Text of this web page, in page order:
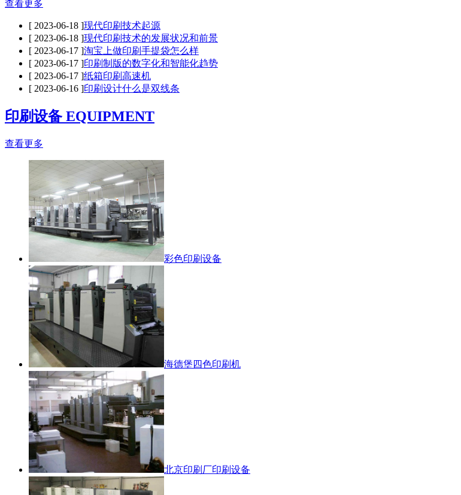
查看更多
[ 2023-06-18 ]现代印刷技术起源
[ 2023-06-18 ]现代印刷技术的发展状况和前景
[ 2023-06-17 ]淘宝上做印刷手提袋怎么样
[ 2023-06-17 ]印刷制版的数字化和智能化趋势
[ 2023-06-17 ]纸箱印刷高速机
[ 2023-06-16 ]印刷设计什么是双线条
印刷设备 EQUIPMENT
查看更多
彩色印刷设备
海德堡四色印刷机
北京印刷厂印刷设备